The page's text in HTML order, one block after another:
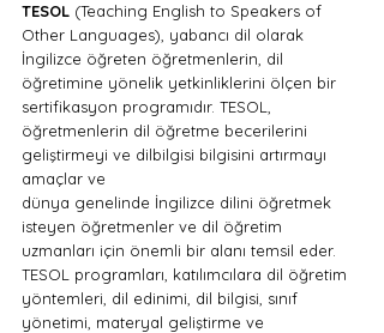
TESOL (Teaching English to Speakers of
Other Languages), yabancı dil olarak
İngilizce öğreten öğretmenlerin, dil
öğretimine yönelik yetkinliklerini ölçen bir
sertifikasyon programıdır. TESOL,
öğretmenlerin dil öğretme becerilerini
geliştirmeyi ve dilbilgisi bilgisini artırmayı
amaçlar ve
dünya genelinde İngilizce dilini öğretmek
isteyen öğretmenler ve dil öğretim
uzmanları için önemli bir alanı temsil eder.
TESOL programları, katılımcılara dil öğretim
yöntemleri, dil edinimi, dil bilgisi, sınıf
yönetimi, materyal geliştirme ve